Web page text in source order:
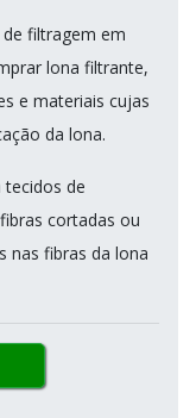
filtragem em
lona filtrante,
e materiais cujas
da lona.
de
cortadas ou
nas fibras da lona